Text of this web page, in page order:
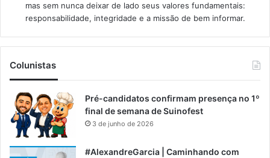
mas sem nunca deixar de lado seus valores fundamentais:
responsabilidade, integridade e a missão de bem informar.​
Colunistas
Pré-candidatos confirmam presença no 1º
final de semana de Suinofest
3 de junho de 2026
#AlexandreGarcia | Caminhando com